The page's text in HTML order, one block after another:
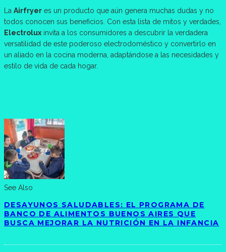
La Airfryer es un producto que aún genera muchas dudas y no
todos conocen sus beneficios. Con esta lista de mitos y verdades,
Electroluxinvita a los consumidores a descubrir la verdadera
versatilidad de este poderoso electrodoméstico y convertirlo en
un aliado en la cocina moderna, adaptándose a las necesidades y
estilo de vida de cada hogar.
See Also
DESAYUNOS SALUDABLES: EL PROGRAMA DE
BANCO DE ALIMENTOS BUENOS AIRES QUE
BUSCA MEJORAR LA NUTRICIÓN EN LA INFANCIA